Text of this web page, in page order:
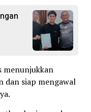
menunjukkan
dan siap mengawal